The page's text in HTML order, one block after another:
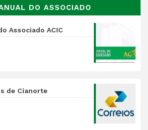
DO ASSOCIADO
Associado ACIC
de Cianorte